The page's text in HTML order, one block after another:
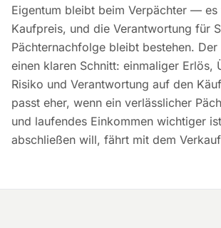
Eigentum bleibt beim Verpächter —
Kaufpreis, und die Verantwortung für
Pächternachfolge bleibt bestehen.
einen klaren Schnitt: einmaliger Erlös,
Risiko und Verantwortung auf den
passt eher, wenn ein verlässlicher
und laufendes Einkommen wichtiger
abschließen will, fährt mit dem